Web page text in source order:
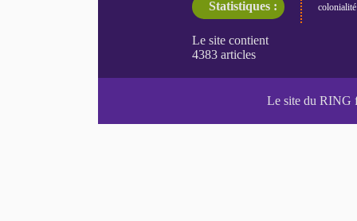
Statistiques : colonialité
Le site du RING